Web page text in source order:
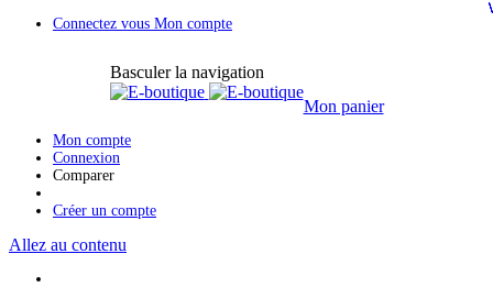
Connectez vous Mon compte
Basculer la navigation
Mon panier
Mon compte
Connexion
Comparer
Créer un compte
Allez au contenu